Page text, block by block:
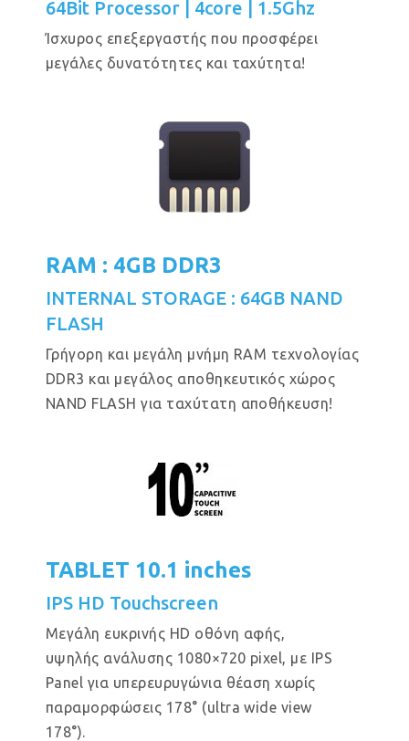
64Bit Processor | 4core | 1.5Ghz
Ίσχυρος επεξεργαστής που προσφέρει
μεγάλες δυνατότητες και ταχύτητα!
RAM : 4GB DDR3
INTERNAL STORAGE : 64GB NAND
FLASH
Γρήγορη και μεγάλη μνήμη RAM τεχνολογίας
DDR3 και μεγάλος αποθηκευτικός χώρος
NAND FLASH για ταχύτατη αποθήκευση!
TABLET 10.1 inches
IPS HD Touchscreen
Μεγάλη ευκρινής HD οθόνη αφής,
υψηλής ανάλυσης 1080×720 pixel, με IPS
Panel για υπερευρυγώνια θέαση χωρίς
παραμορφώσεις 178° (ultra wide view
178°).